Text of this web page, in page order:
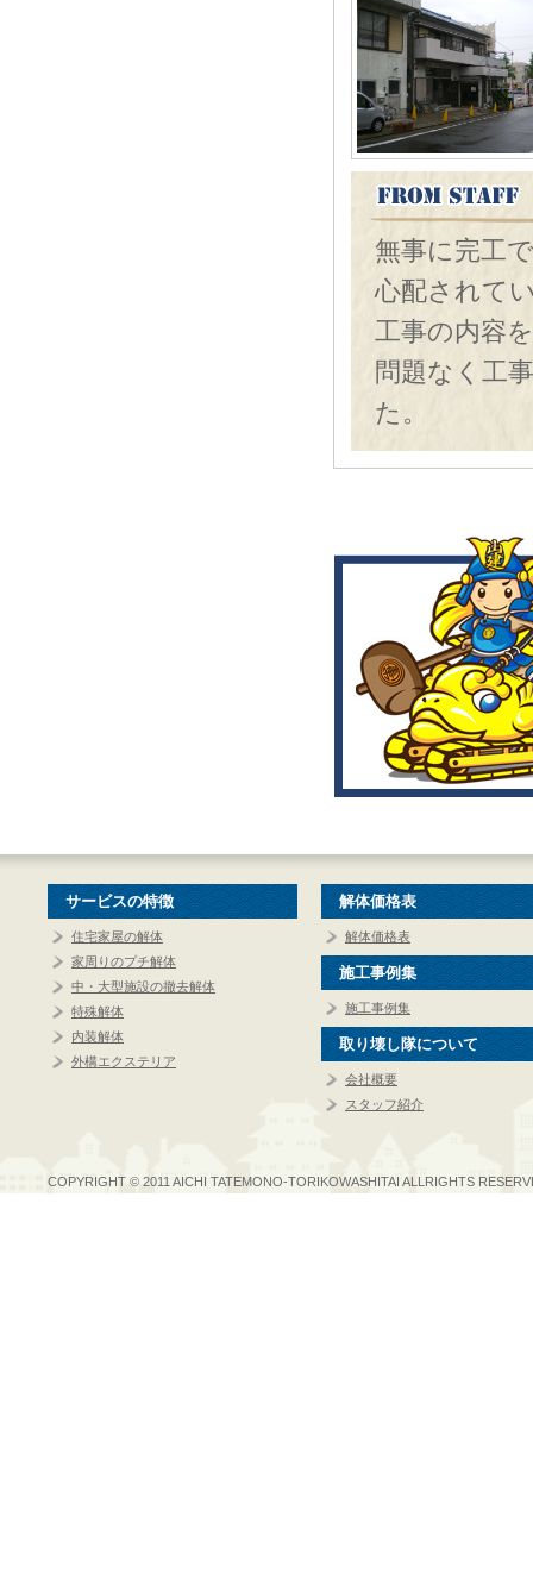
無事に完工
心配されて
工事の内容
問題なく工
た。
サービスの特徴
住宅家屋の解体
家周りのプチ解体
中・大型施設の撤去解体
特殊解体
内装解体
外構エクステリア
解体価格表
解体価格表
施工事例集
施工事例集
取り壊し隊について
会社概要
スタッフ紹介
COPYRIGHT © 2011 AICHI TATEMONO-TORIKOWASHITAI ALLRIGHTS